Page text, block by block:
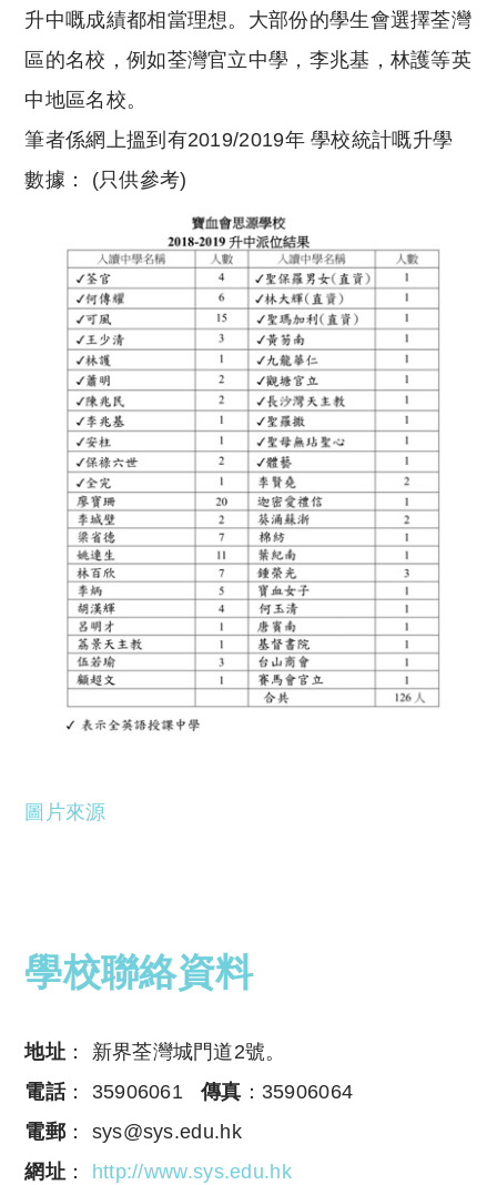
升中嘅成績都相當理想。大部份的學生會選擇荃灣
區的名校，例如荃灣官立中學，李兆基，林護等英
中地區名校。
筆者係網上搵到有2019/2019年 學校統計嘅升學
數據： (只供參考)
圖片來源
學校聯絡資料
地址 ： 新界荃灣城門道2號。
電話： 35906061傳真 ：35906064
電郵 ： sys@sys.edu.hk
網址 ： http://www.sys.edu.hk